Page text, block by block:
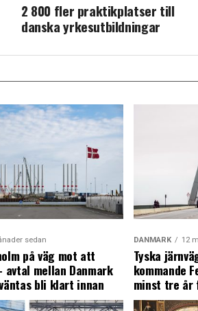
2 800 fler praktikplatser till
danska yrkesutbildningar
sedan
på väg mot att
mellan Danmark
bli klart innan
DANMARK 12
Tyska
kommande
minst tre år